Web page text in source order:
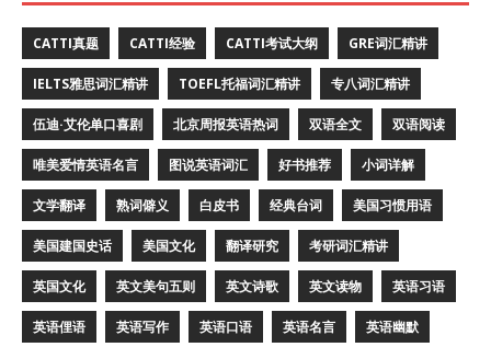
CATTI真题 CATTI经验 CATTI考试大纲 GRE词汇精讲
IELTS雅思词汇精讲 TOEFL托福词汇精讲 专八词汇精讲
伍迪·艾伦单口喜剧 北京周报英语热词 双语全文 双语阅读
唯美爱情英语名言 图说英语词汇 好书推荐 小词详解
文学翻译 熟词僻义 白皮书 经典台词 美国习惯用语
美国建国史话 美国文化 翻译研究 考研词汇精讲
英国文化 英文美句五则 英文诗歌 英文读物 英语习语
英语俚语 英语写作 英语口语 英语名言 英语幽默